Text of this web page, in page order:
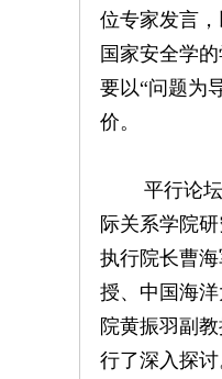
位专家发言
国家安全学
要以“问题为
价。
平行论坛二
际关系学院
执行院长曹
授、中国海
院黄振羽副
行了深入探